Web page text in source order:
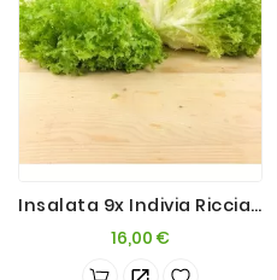
Insalata 9x Indivia Riccia Aperta 5kg
16,00 €Prezzo